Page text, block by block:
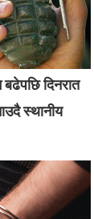
दिनरात
स्थानीय